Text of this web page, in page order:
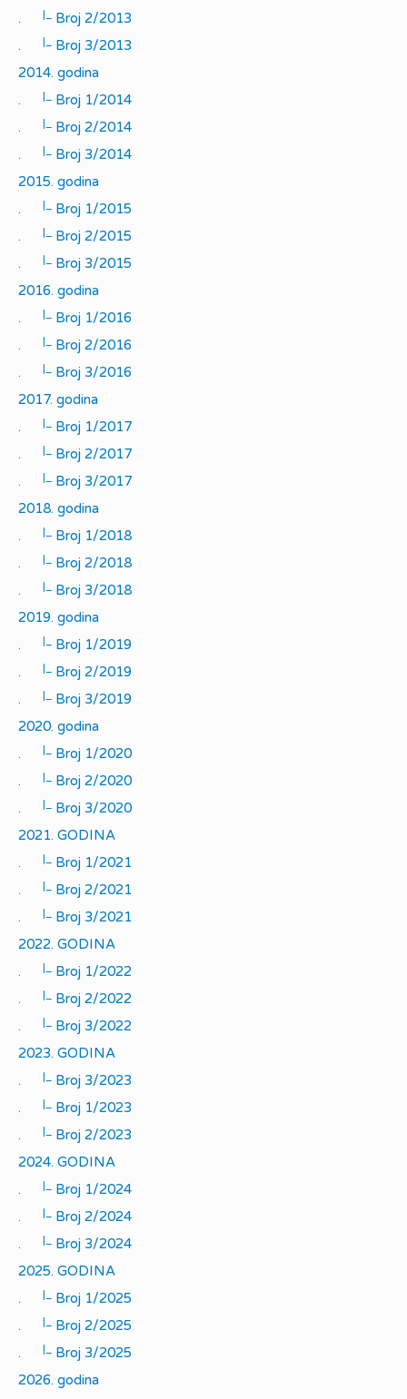
.
|_
Broj 2/2013
.
|_
Broj 3/2013
2014. godina
.
|_
Broj 1/2014
.
|_
Broj 2/2014
.
|_
Broj 3/2014
2015. godina
.
|_
Broj 1/2015
.
|_
Broj 2/2015
.
|_
Broj 3/2015
2016. godina
.
|_
Broj 1/2016
.
|_
Broj 2/2016
.
|_
Broj 3/2016
2017. godina
.
|_
Broj 1/2017
.
|_
Broj 2/2017
.
|_
Broj 3/2017
2018. godina
.
|_
Broj 1/2018
.
|_
Broj 2/2018
.
|_
Broj 3/2018
2019. godina
.
|_
Broj 1/2019
.
|_
Broj 2/2019
.
|_
Broj 3/2019
2020. godina
.
|_
Broj 1/2020
.
|_
Broj 2/2020
.
|_
Broj 3/2020
2021. GODINA
.
|_
Broj 1/2021
.
|_
Broj 2/2021
.
|_
Broj 3/2021
2022. GODINA
.
|_
Broj 1/2022
.
|_
Broj 2/2022
.
|_
Broj 3/2022
2023. GODINA
.
|_
Broj 3/2023
.
|_
Broj 1/2023
.
|_
Broj 2/2023
2024. GODINA
.
|_
Broj 1/2024
.
|_
Broj 2/2024
.
|_
Broj 3/2024
2025. GODINA
.
|_
Broj 1/2025
.
|_
Broj 2/2025
.
|_
Broj 3/2025
2026. godina